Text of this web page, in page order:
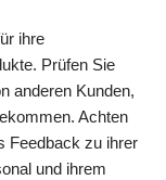
ihre
Prüfen Sie
anderen Kunden,
Achten
Feedback zu ihrer
und ihrem